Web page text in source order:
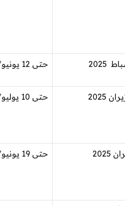
حتى 12 يونيو/حزيران 2025
حتى 10 يوليو/تموز 2025
حتى 19 يونيو/حزيران 2025